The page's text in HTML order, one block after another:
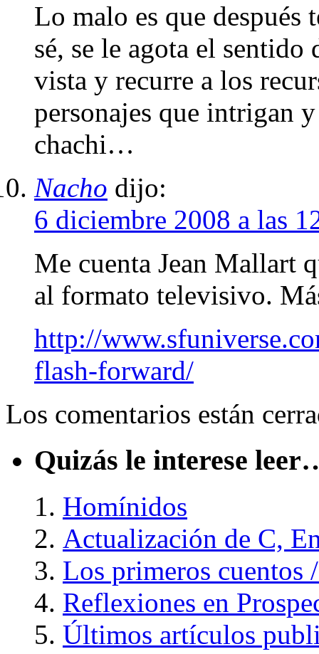
Lo malo es que después
sé, se le agota el
vista y recurre a los
personajes que intrigan
chachi…
Nacho dijo:
6 diciembre 2008 a las
Me cuenta Jean Mallart
al formato televisivo.
http://
flash-forward/
Los comentarios están
Quizás le interese
Homínidos
Actualización de C,
Los primeros cuentos
Reflexiones en
Últimos artículos